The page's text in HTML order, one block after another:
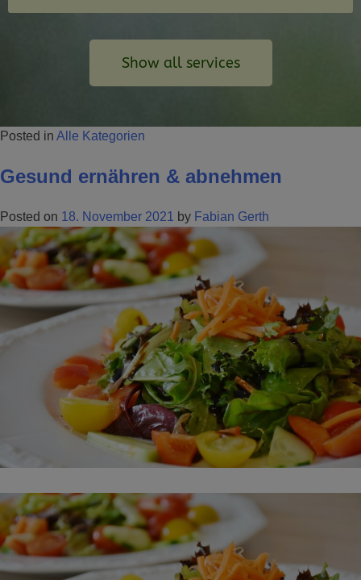
Show all services
Posted in Alle Kategorien
Gesund ernähren & abnehmen
Posted on 18. November 2021 by Fabian Gerth